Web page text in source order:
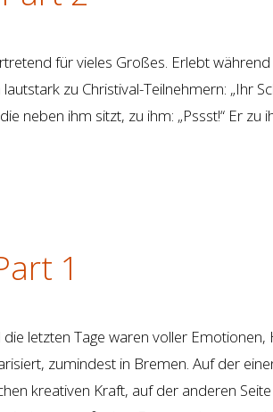
für vieles Großes. Erlebt
zu Christival-Teilnehmern: „Ihr
neben ihm sitzt, zu ihm: „Pssst!“ Er zu
1
letzten Tage waren voller Emotionen,
zumindest in Bremen. Auf der
kreativen Kraft, auf der anderen